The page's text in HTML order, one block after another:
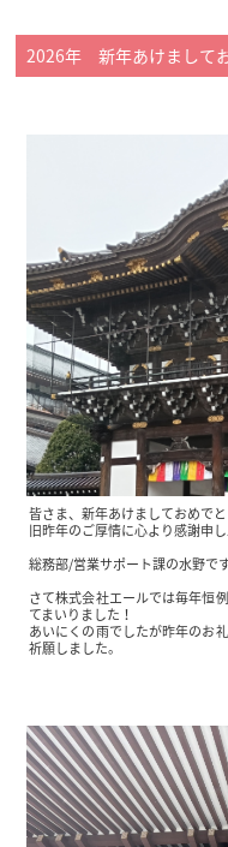
2026年 新年あけまして
皆さま、新年あけましておめで
旧昨年のご厚情に心より感謝申し
総務部/営業サポート課の水野です
さて株式会社エールでは毎年恒
てまいりました！
あいにくの雨でしたが昨年のお
祈願しました。